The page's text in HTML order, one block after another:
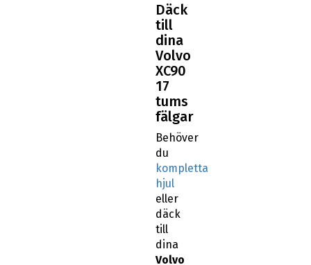
Däck
till
dina
Volvo
XC90
17
tums
fälgar
Behöver
du
kompletta
hjul
eller
däck
till
dina
Volvo